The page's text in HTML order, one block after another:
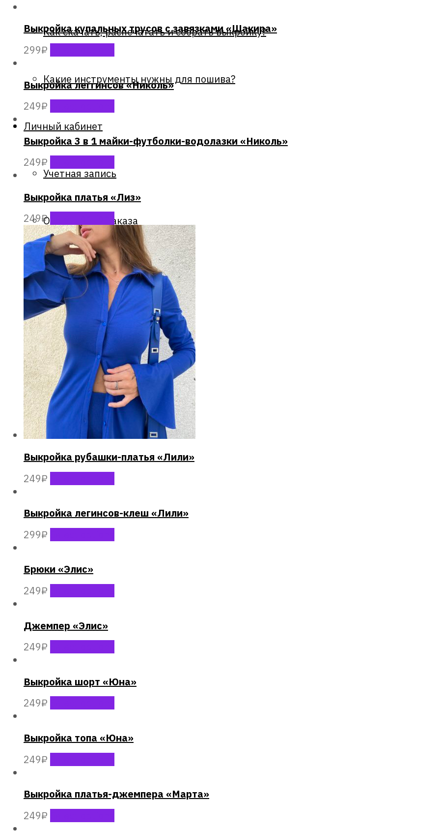
Как скачать, распечатать и собрать выкройку?
Какие инструменты нужны для пошива?
Личный кабинет
Учетная запись
Оформление заказа
Корзина заказов
Выкройка купальных трусов с завязками «Шакира»
299₽
Выкройка леггинсов «Николь»
249₽
Выкройка 3 в 1 майки-футболки-водолазки «Николь»
249₽
Выкройка платья «Лиз»
249₽
Выкройка рубашки-платья «Лили»
249₽
Выкройка легинсов-клеш «Лили»
299₽
Брюки «Элис»
249₽
Джемпер «Элис»
249₽
Выкройка шорт «Юна»
249₽
Выкройка топа «Юна»
249₽
Выкройка платья-джемпера «Марта»
249₽